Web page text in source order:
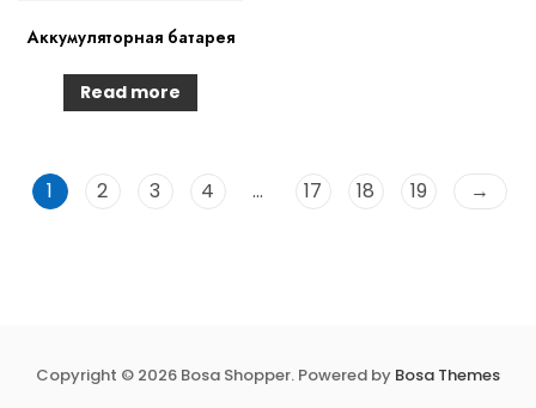
Аккумуляторная батарея
Read more
1 2 3 4 … 17 18 19 →
Copyright © 2026 Bosa Shopper. Powered by Bosa Themes